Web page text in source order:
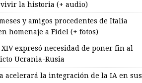
la historia (+ audio)
y amigos procedentes de Italia
homenaje a Fidel (+ fotos)
XIV expresó necesidad de poner fin al
Ucrania-Rusia
acelerará la integración de la IA en sus